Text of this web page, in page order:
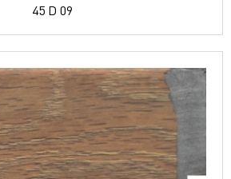
45 D 09